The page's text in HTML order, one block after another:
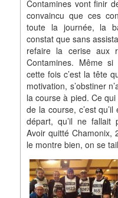
Contamines vont finir
convaincu que ces
toute la journée, la
constat que sans
refaire la cerise aux
Contamines. Même
cette fois c’est la tête
motivation, s’obstiner
la course à pied. Ce
de la course, c’est
départ, qu’il ne fallait
Avoir quitté Chamonix,
le montre bien, on se